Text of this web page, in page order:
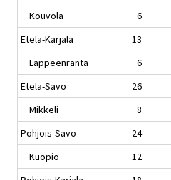
Kouvola
6
Etelä-Karjala
13
Lappeenranta
6
Etelä-Savo
26
Mikkeli
8
Pohjois-Savo
24
Kuopio
12